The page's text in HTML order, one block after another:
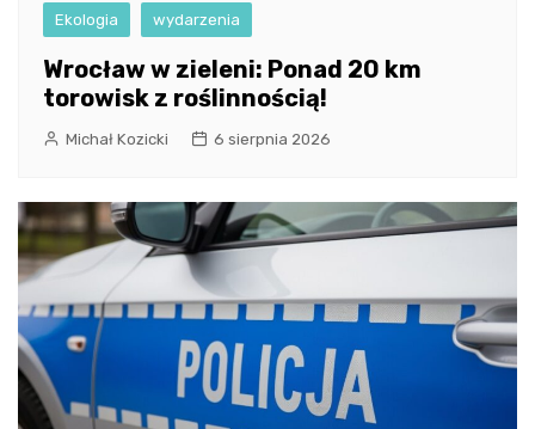
Ekologia wydarzenia
Wrocław w zieleni: Ponad 20 km
torowisk z roślinnością!
Michał Kozicki 6 sierpnia 2026